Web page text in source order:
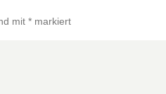
mit * markiert